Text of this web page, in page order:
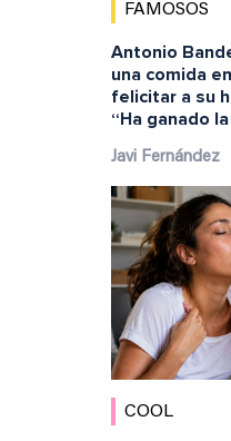
FAMOSOS
Antonio
una comida
felicitar a su
“Ha ganado
Javi Fernández
COOL